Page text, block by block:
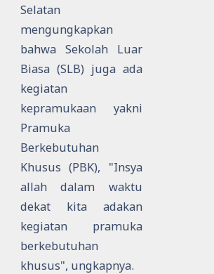
Selatan
mengungkapkan
bahwa Sekolah Luar
Biasa (SLB) juga ada
kegiatan
kepramukaan yakni
Pramuka
Berkebutuhan
Khusus (PBK), "Insya
allah dalam waktu
dekat kita adakan
kegiatan pramuka
berkebutuhan
khusus", ungkapnya.